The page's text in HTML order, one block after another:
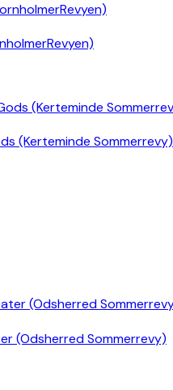
(Kerteminde Sommerrevy)
(Odsherred Sommerrevy)